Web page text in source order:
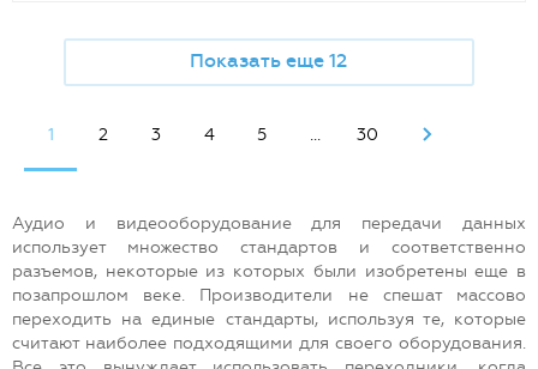
Показать еще 12
1 2 3 4 5 ... 30
Аудио и видеооборудование для передачи данных
использует множество стандартов и соответственно
разъемов, некоторые из которых были изобретены еще в
позапрошлом веке. Производители не спешат массово
переходить на единые стандарты, используя те, которые
считают наиболее подходящими для своего оборудования.